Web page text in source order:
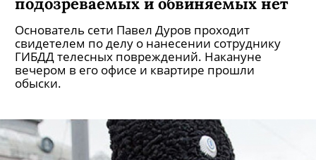
Основатель сети Павел Дуров проходит
свидетелем по делу о нанесении сотруднику
ГИБДД телесных повреждений. Накануне
вечером в его офисе и квартире прошли
обыски.